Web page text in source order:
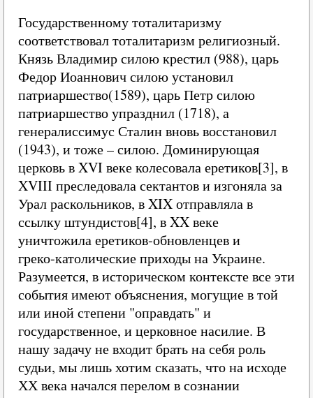
Государственному тоталитаризму
соответствовал тоталитаризм религиозный.
Князь Владимир силою крестил (988), царь
Федор Иоаннович силою установил
патриаршество(1589), царь Петр силою
патриаршество упразднил (1718), а
генералиссимус Сталин вновь восстановил
(1943), и тоже – силою. Доминирующая
церковь в XVI веке колесовала еретиков[3], в
XVIII преследовала сектантов и изгоняла за
Урал раскольников, в XIX отправляла в
ссылку штундистов[4], в XX веке
уничтожила еретиков‑обновленцев и
греко‑католические приходы на Украине.
Разумеется, в историческом контексте все эти
события имеют объяснения, могущие в той
или иной степени "оправдать" и
государственное, и церковное насилие. В
нашу задачу не входит брать на себя роль
судьи, мы лишь хотим сказать, что на исходе
ХХ века начался перелом в сознании